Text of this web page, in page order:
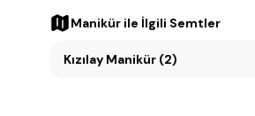
Manikür ile İlgili Semtler
Kızılay Manikür (2)